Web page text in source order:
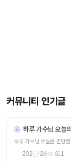
커뮤니티 인기글
하루 가수님 오늘
하루 가수님 오늘은 간단한
202 26 611